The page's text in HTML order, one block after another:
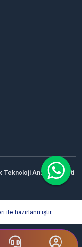
Teknoloji Anonim Şirketi
hazırlanmıştır.